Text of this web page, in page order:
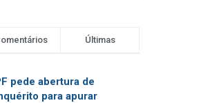
Últimas
pede abertura de
para apurar